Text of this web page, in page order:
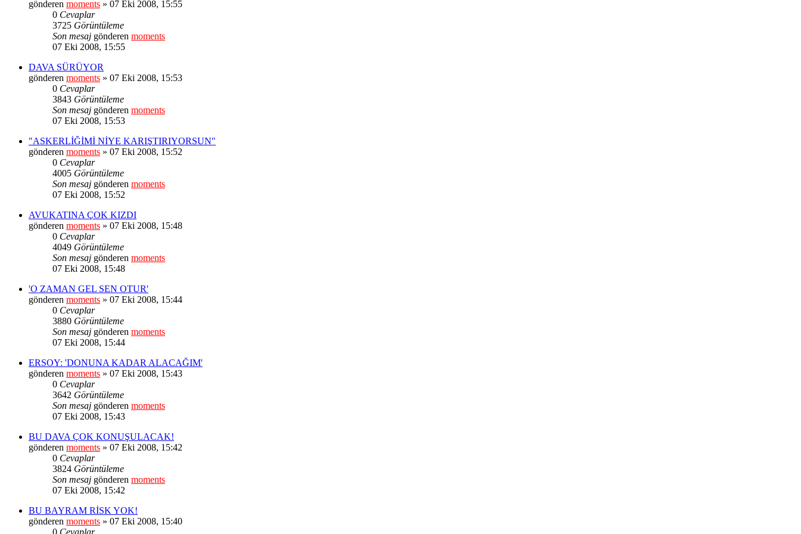
gönderen moments » 07 Eki 2008, 15:55
0 Cevaplar
3725 Görüntüleme
Son mesaj gönderen moments
07 Eki 2008, 15:55
DAVA SÜRÜYOR
gönderen moments » 07 Eki 2008, 15:53
0 Cevaplar
3843 Görüntüleme
Son mesaj gönderen moments
07 Eki 2008, 15:53
"ASKERLİĞİMİ NİYE KARIŞTIRIYORSUN"
gönderen moments » 07 Eki 2008, 15:52
0 Cevaplar
4005 Görüntüleme
Son mesaj gönderen moments
07 Eki 2008, 15:52
AVUKATINA ÇOK KIZDI
gönderen moments » 07 Eki 2008, 15:48
0 Cevaplar
4049 Görüntüleme
Son mesaj gönderen moments
07 Eki 2008, 15:48
'O ZAMAN GEL SEN OTUR'
gönderen moments » 07 Eki 2008, 15:44
0 Cevaplar
3880 Görüntüleme
Son mesaj gönderen moments
07 Eki 2008, 15:44
ERSOY: 'DONUNA KADAR ALACAĞIM'
gönderen moments » 07 Eki 2008, 15:43
0 Cevaplar
3642 Görüntüleme
Son mesaj gönderen moments
07 Eki 2008, 15:43
BU DAVA ÇOK KONUŞULACAK!
gönderen moments » 07 Eki 2008, 15:42
0 Cevaplar
3824 Görüntüleme
Son mesaj gönderen moments
07 Eki 2008, 15:42
BU BAYRAM RİSK YOK!
gönderen moments » 07 Eki 2008, 15:40
0 Cevaplar